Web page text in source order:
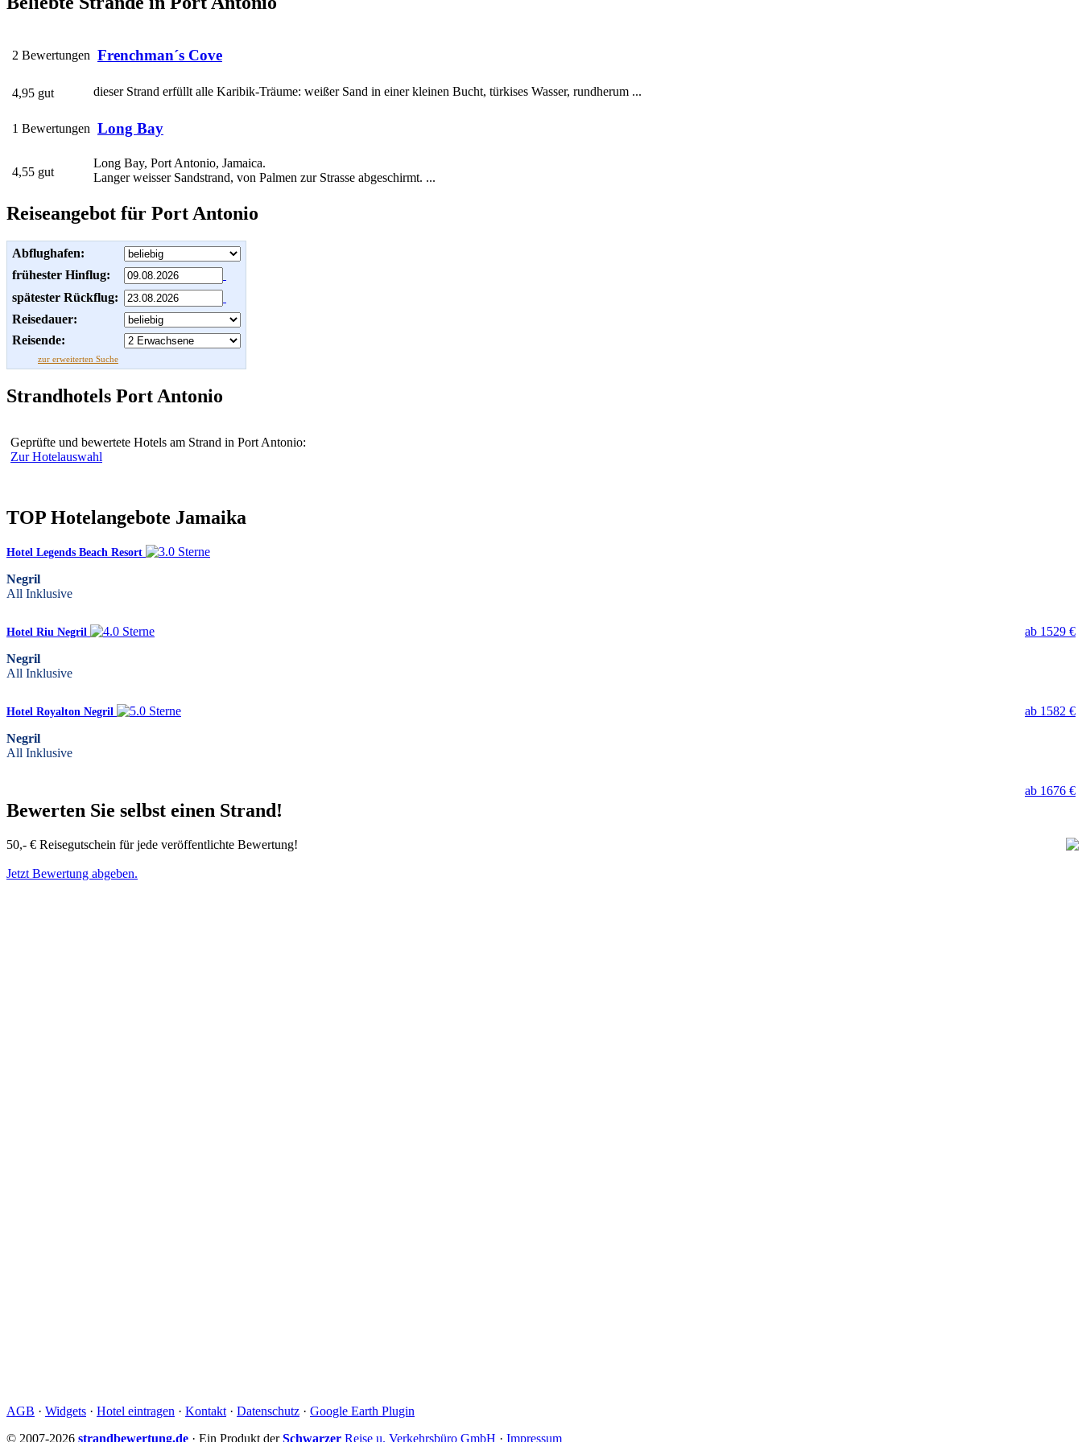
2 Bewertungen Frenchman´s Cove
dieser Strand erfüllt alle Karibik-Träume: weißer Sand in einer kleinen Bucht, türkises Wasser, rundherum ...
4,95 gut
1 Bewertungen Long Bay
Long Bay, Port Antonio, Jamaica.
Langer weisser Sandstrand, von Palmen zur Strasse abgeschirmt. ...
4,55 gut
Reiseangebot für Port Antonio
Abflughafen:
frühester Hinflug:
spätester Rückflug:
Reisedauer:
Reisende:
zur erweiterten Suche
Strandhotels Port Antonio
Geprüfte und bewertete Hotels am Strand in Port Antonio:
Zur Hotelauswahl
TOP Hotelangebote Jamaika
Hotel Legends Beach Resort
Negril
All Inklusive
ab 1529 €
Hotel Riu Negril
Negril
All Inklusive
ab 1582 €
Hotel Royalton Negril
Negril
All Inklusive
ab 1676 €
Bewerten Sie selbst einen Strand!
50,- € Reisegutschein für jede veröffentlichte Bewertung!
Jetzt Bewertung abgeben.
AGB · Widgets · Hotel eintragen · Kontakt · Datenschutz · Google Earth Plugin
© 2007-2026 strandbewertung.de · Ein Produkt derSchwarzer Reise u. Verkehrsbüro GmbH · Impressum